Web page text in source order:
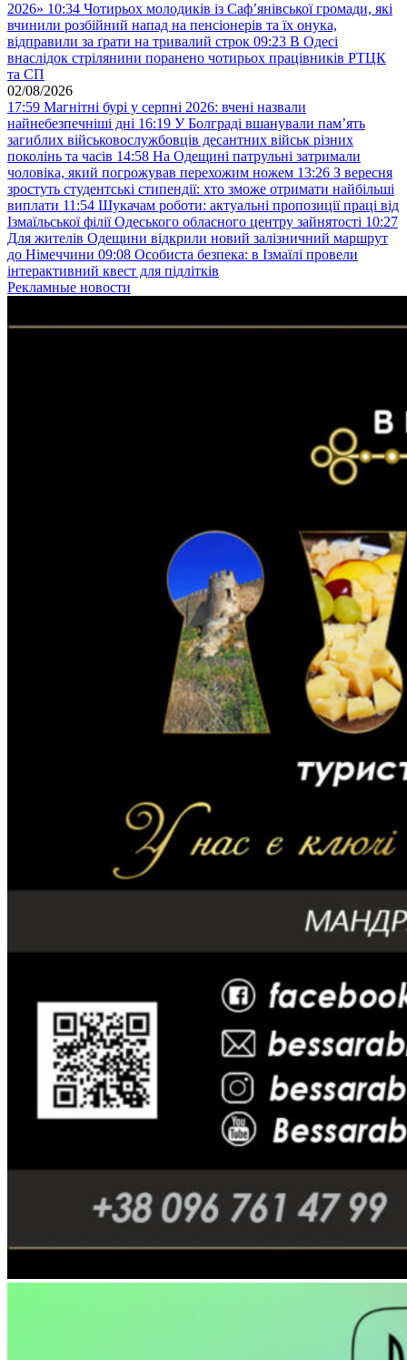
2026» 10:34 Чотирьох молодиків із Саф’янівської громади, які
вчинили розбійний напад на пенсіонерів та їх онука,
відправили за ґрати на тривалий строк 09:23 В Одесі
внаслідок стрілянини поранено чотирьох працівників РТЦК
та СП
02/08/2026
17:59 Магнітні бурі у серпні 2026: вчені назвали
найнебезпечніші дні 16:19 У Болграді вшанували пам’ять
загиблих військовослужбовців десантних військ різних
поколінь та часів 14:58 На Одещині патрульні затримали
чоловіка, який погрожував перехожим ножем 13:26 З вересня
зростуть студентські стипендії: хто зможе отримати найбільші
виплати 11:54 Шукачам роботи: актуальні пропозиції праці від
Ізмаїльської філії Одеського обласного центру зайнятості 10:27
Для жителів Одещини відкрили новий залізничний маршрут
до Німеччини 09:08 Особиста безпека: в Ізмаїлі провели
інтерактивний квест для підлітків
Рекламные новости